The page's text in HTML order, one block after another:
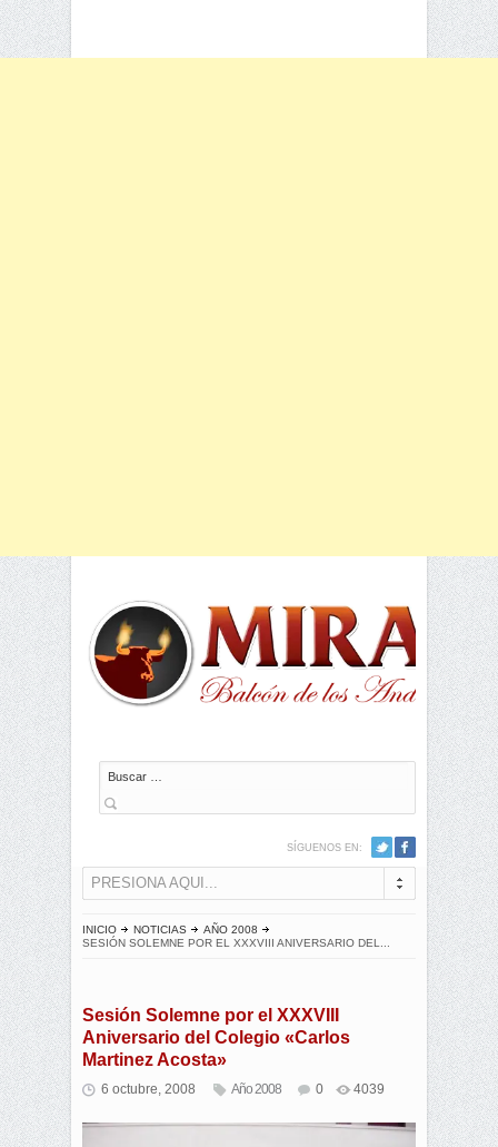
Buscar
SÍGUENOS EN:
PRESIONA AQUI...
INICIO NOTICIAS
AÑO 2008
SESIÓN SOLEMNE POR EL XXXVIII ANIVERSARIO DEL...
Sesión Solemne por el XXXVIII
Aniversario del Colegio «Carlos
Martinez Acosta»
6 octubre, 2008 Año 2008 0 4039